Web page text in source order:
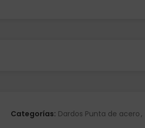
Categorías: Dardos Punta de acero,